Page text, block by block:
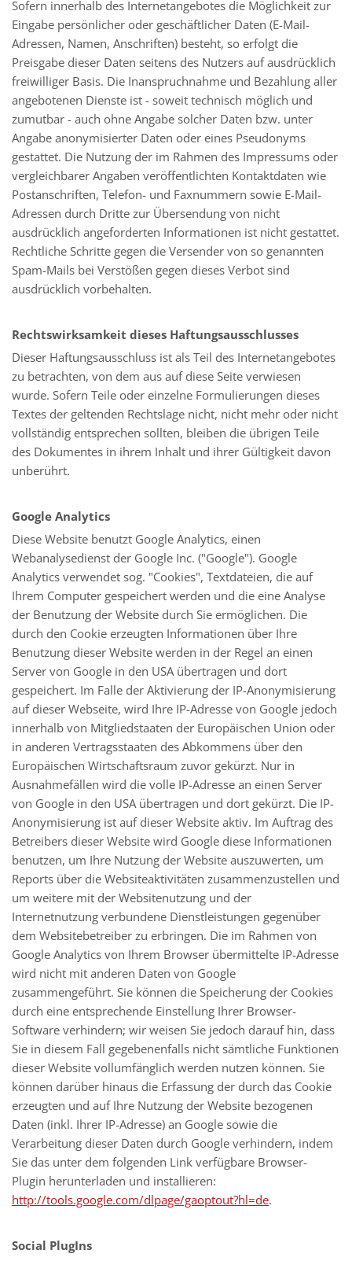
Sofern innerhalb des Internetangebotes die Möglichkeit zur
Eingabe persönlicher oder geschäftlicher Daten (E-Mail-
Adressen, Namen, Anschriften) besteht, so erfolgt die
Preisgabe dieser Daten seitens des Nutzers auf ausdrücklich
freiwilliger Basis. Die Inanspruchnahme und Bezahlung aller
angebotenen Dienste ist - soweit technisch möglich und
zumutbar - auch ohne Angabe solcher Daten bzw. unter
Angabe anonymisierter Daten oder eines Pseudonyms
gestattet. Die Nutzung der im Rahmen des Impressums oder
vergleichbarer Angaben veröffentlichten Kontaktdaten wie
Postanschriften, Telefon- und Faxnummern sowie E-Mail-
Adressen durch Dritte zur Übersendung von nicht
ausdrücklich angeforderten Informationen ist nicht gestattet.
Rechtliche Schritte gegen die Versender von so genannten
Spam-Mails bei Verstößen gegen dieses Verbot sind
ausdrücklich vorbehalten.
Rechtswirksamkeit dieses Haftungsausschlusses
Dieser Haftungsausschluss ist als Teil des Internetangebotes
zu betrachten, von dem aus auf diese Seite verwiesen
wurde. Sofern Teile oder einzelne Formulierungen dieses
Textes der geltenden Rechtslage nicht, nicht mehr oder nicht
vollständig entsprechen sollten, bleiben die übrigen Teile
des Dokumentes in ihrem Inhalt und ihrer Gültigkeit davon
unberührt.
Google Analytics
Diese Website benutzt Google Analytics, einen
Webanalysedienst der Google Inc. ("Google"). Google
Analytics verwendet sog. "Cookies", Textdateien, die auf
Ihrem Computer gespeichert werden und die eine Analyse
der Benutzung der Website durch Sie ermöglichen. Die
durch den Cookie erzeugten Informationen über Ihre
Benutzung dieser Website werden in der Regel an einen
Server von Google in den USA übertragen und dort
gespeichert. Im Falle der Aktivierung der IP-Anonymisierung
auf dieser Webseite, wird Ihre IP-Adresse von Google jedoch
innerhalb von Mitgliedstaaten der Europäischen Union oder
in anderen Vertragsstaaten des Abkommens über den
Europäischen Wirtschaftsraum zuvor gekürzt. Nur in
Ausnahmefällen wird die volle IP-Adresse an einen Server
von Google in den USA übertragen und dort gekürzt. Die IP-
Anonymisierung ist auf dieser Website aktiv. Im Auftrag des
Betreibers dieser Website wird Google diese Informationen
benutzen, um Ihre Nutzung der Website auszuwerten, um
Reports über die Websiteaktivitäten zusammenzustellen und
um weitere mit der Websitenutzung und der
Internetnutzung verbundene Dienstleistungen gegenüber
dem Websitebetreiber zu erbringen. Die im Rahmen von
Google Analytics von Ihrem Browser übermittelte IP-Adresse
wird nicht mit anderen Daten von Google
zusammengeführt. Sie können die Speicherung der Cookies
durch eine entsprechende Einstellung Ihrer Browser-
Software verhindern; wir weisen Sie jedoch darauf hin, dass
Sie in diesem Fall gegebenenfalls nicht sämtliche Funktionen
dieser Website vollumfänglich werden nutzen können. Sie
können darüber hinaus die Erfassung der durch das Cookie
erzeugten und auf Ihre Nutzung der Website bezogenen
Daten (inkl. Ihrer IP-Adresse) an Google sowie die
Verarbeitung dieser Daten durch Google verhindern, indem
Sie das unter dem folgenden Link verfügbare Browser-
Plugin herunterladen und installieren:
http://tools.google.com/dlpage/gaoptout?hl=de.
Social PlugIns